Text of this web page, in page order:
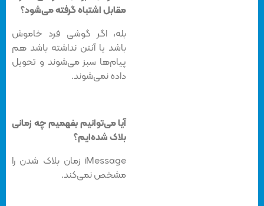
مقابل اشتباه گرفته می‌شود؟
بله، اگر گوشی فرد خاموش
باشد یا آنتن نداشته باشد هم
پیام‌ها سبز می‌شوند و تحویل
داده نمی‌شوند.
آیا می‌توانیم بفهمیم چه زمانی
بلاک شده‌ایم؟
iMessage زمان بلاک شدن را
مشخص نمی‌کند.